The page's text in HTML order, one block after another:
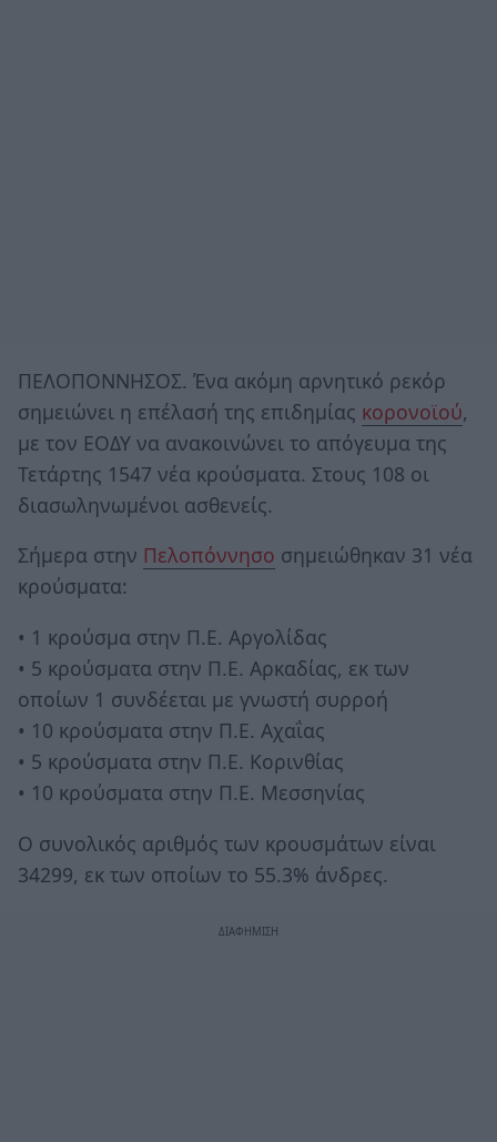
ΠΕΛΟΠΟΝΝΗΣΟΣ. Ένα ακόμη αρνητικό ρεκόρ
σημειώνει η επέλασή της επιδημίας κορονοϊού,
με τον ΕΟΔΥ να ανακοινώνει το απόγευμα της
Τετάρτης 1547 νέα κρούσματα. Στους 108 οι
διασωληνωμένοι ασθενείς.
Σήμερα στην Πελοπόννησο σημειώθηκαν 31 νέα
κρούσματα:
• 1 κρούσμα στην Π.Ε. Αργολίδας
• 5 κρούσματα στην Π.Ε. Αρκαδίας, εκ των
οποίων 1 συνδέεται με γνωστή συρροή
• 10 κρούσματα στην Π.Ε. Αχαΐας
• 5 κρούσματα στην Π.Ε. Κορινθίας
• 10 κρούσματα στην Π.Ε. Μεσσηνίας
Ο συνολικός αριθμός των κρουσμάτων είναι
34299, εκ των οποίων το 55.3% άνδρες.